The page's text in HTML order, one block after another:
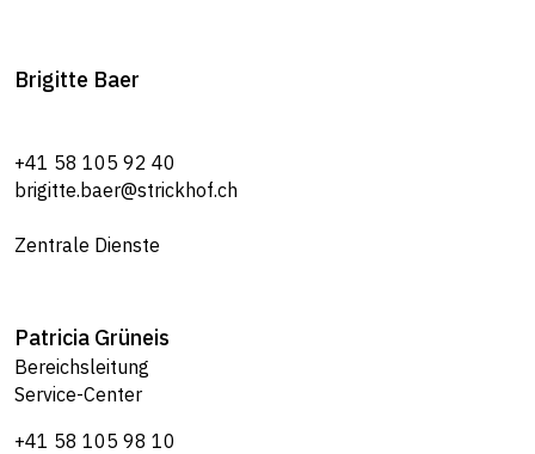
Brigitte Baer
+41 58 105 92 40
brigitte.baer@strickhof.ch
Zentrale Dienste
Patricia Grüneis
Bereichsleitung
Service-Center
+41 58 105 98 10